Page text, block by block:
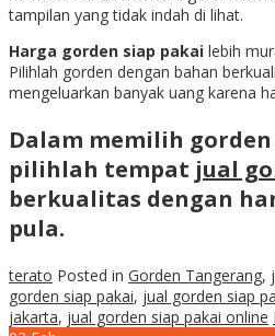
tampilan yang tidak indah di lihat.
Harga gorden siap pakai lebih
Pilihlah gorden dengan bahan
mengeluarkan banyak uang karena
Dalam memilih
pilihlah tempat jual
berkualitas dengan
pula.
terato Posted in Gorden Tangerang,
gorden siap pakai, jual gorden siap
jakarta, jual gorden siap pakai online